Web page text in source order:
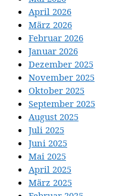
April 2026
März 2026
Februar 2026
Januar 2026
Dezember 2025
November 2025
Oktober 2025
September 2025
August 2025
Juli 2025
Juni 2025
Mai 2025
April 2025
März 2025